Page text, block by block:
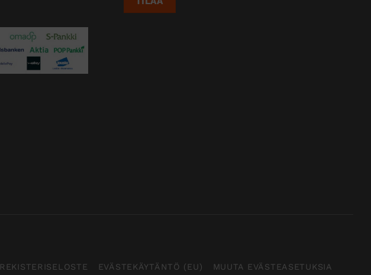
REKISTERISELOSTE EVÄSTEKÄYTÄNTÖ (EU)
MUUTA EVÄSTEASETUKSIA